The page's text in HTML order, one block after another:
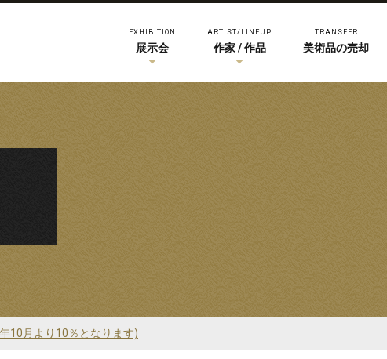
EXHIBITION
展示会
ARTIST/LINEUP
作家 / 作品
TRANSFER
美術品の売却
10月より10％となります)